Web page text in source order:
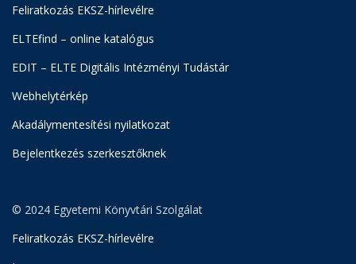
Feliratkozás EKSZ-hírlevélre
ELTEfind – online katalógus
EDIT – ELTE Digitális Intézményi Tudástár
Webhelytérkép
Akadálymentesítési nyilatkozat
Bejelentkezés szerkesztőknek
© 2024 Egyetemi Könyvtári Szolgálat
Feliratkozás EKSZ-hírlevélre